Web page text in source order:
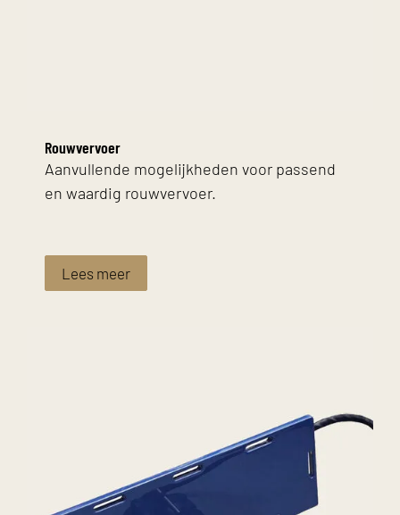
Rouwvervoer
Aanvullende mogelijkheden voor passend
en waardig rouwvervoer.
Lees meer